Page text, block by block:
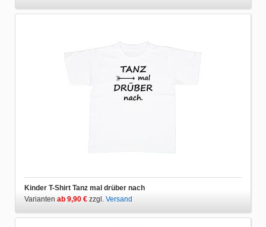
Kinder T-Shirt Tanz mal drüber nach
Varianten ab 9,90 € zzgl. Versand